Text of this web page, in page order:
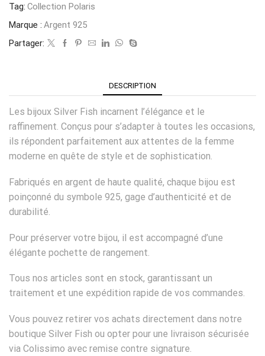
Tag: Collection Polaris
Marque : Argent 925
Partager:
DESCRIPTION
Les bijoux Silver Fish incarnent l’élégance et le
raffinement. Conçus pour s’adapter à toutes les occasions,
ils répondent parfaitement aux attentes de la femme
moderne en quête de style et de sophistication.
Fabriqués en argent de haute qualité, chaque bijou est
poinçonné du symbole 925, gage d’authenticité et de
durabilité.
Pour préserver votre bijou, il est accompagné d’une
élégante pochette de rangement.
Tous nos articles sont en stock, garantissant un
traitement et une expédition rapide de vos commandes.
Vous pouvez retirer vos achats directement dans notre
boutique Silver Fish ou opter pour une livraison sécurisée
via Colissimo avec remise contre signature.